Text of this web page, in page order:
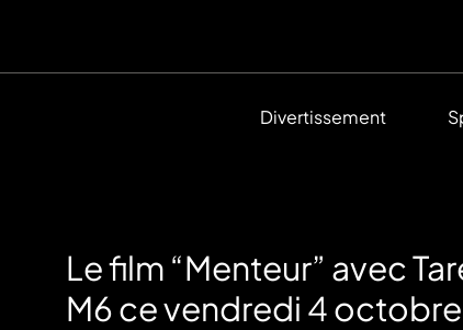
Divertissement
Le film “Menteur” avec
M6 ce vendredi 4 octobre